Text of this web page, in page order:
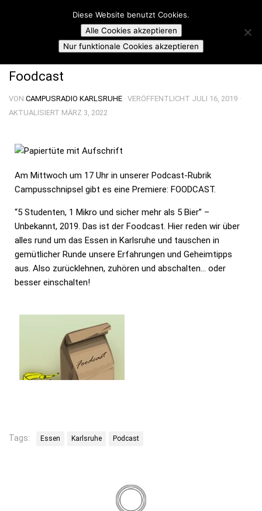
Skip to content
Campusradio Karlsruhe
CAMPUSSCHNIPSEL
Foodcast
VON CAMPUSRADIO KARLSRUHE · VERÖFFENTLICHT JULI 16, 2019 ·
AKTUALISIERT MÄRZ 3, 2022
Am Mittwoch um 17 Uhr in unserer Podcast-Rubrik
Campusschnipsel gibt es eine Premiere: FOODCAST.
“5 Studenten, 1 Mikro und sicher mehr als 5 Bier” –
Unbekannt, 2019. Das ist der Foodcast. Hier reden wir über
alles rund um das Essen in Karlsruhe und tauschen in
gemütlicher Runde unsere Erfahrungen und Geheimtipps
aus. Also zurücklehnen, zuhören und abschalten… oder
besser einschalten!
Tags: Essen Karlsruhe Podcast
Diese Website benutzt Cookies.
Alle Cookies akzeptieren
Nur funktionale Cookies akzeptieren